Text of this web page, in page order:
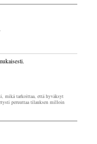
mikä tarkoittaa, että hyväksyt
peruuttaa tilauksen milloin